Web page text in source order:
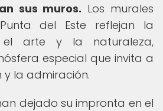
sus muros. Los murales
del Este reflejan la
el arte y la naturaleza,
especial que invita a
la admiración.
dejado su impronta en el